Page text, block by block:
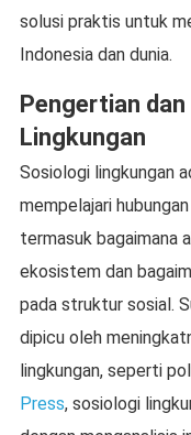
solusi praktis untuk
Indonesia dan dunia.
Pengertian
Lingkungan
Sosiologi lingkungan
mempelajari
termasuk bagaimana
ekosistem dan
pada struktur sosial.
dipicu oleh
lingkungan, seperti
Press, sosiologi